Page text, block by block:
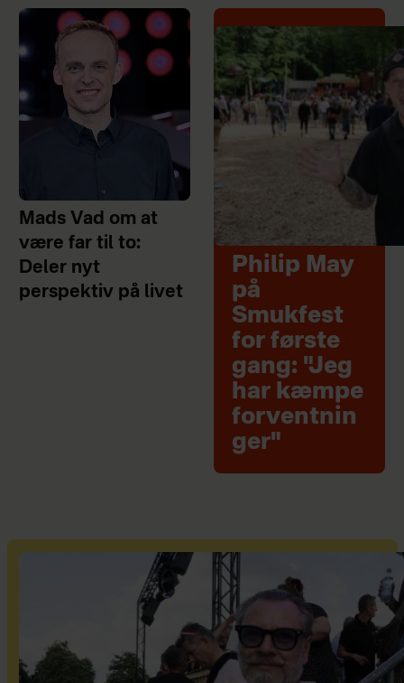
Mads Vad om at
være far til to:
Deler nyt
perspektiv på livet
Philip May
på
Smukfest
for første
gang: "Jeg
har kæmpe
forventnin
ger"